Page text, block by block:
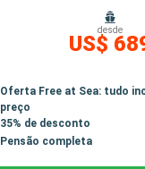
desde
US$
Oferta Free at Sea: tudo
preço
35% de desconto
Pensão completa